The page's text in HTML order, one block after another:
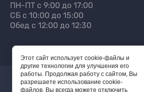
ПН-ПТ с 9:00 до 17:00
СБ с 10:00 до 15:00
Обед с 12:00 до 12:30
© 2021 - 2026
Этот сайт использует cookie-файлы и
другие технологии для улучшения его
работы. Продолжая работу с сайтом, Вы
разрешаете использование cookie-
файлов. Вы всегда можете отключить